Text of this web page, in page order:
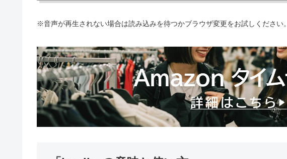
※音声が再生されない場合は読み込みを待つかブラウザ変更をお試しください。